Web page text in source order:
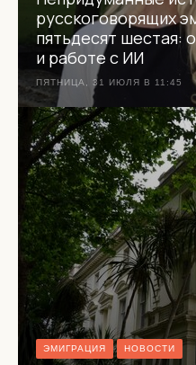
русскоговорящих
пятьдесят шестая:
и работе с ИИ
ПЯТНИЦА, 31 ИЮЛЯ В 11:45
ЭМИГРАЦИЯ НОВОСТИ